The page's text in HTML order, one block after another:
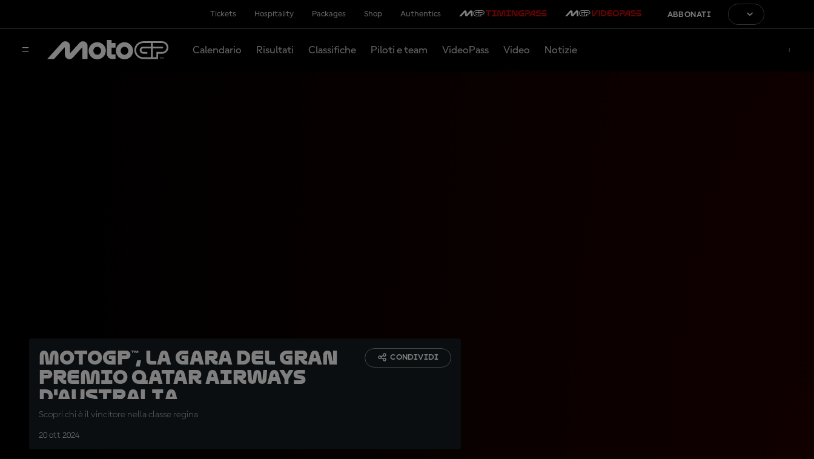
Tickets Hospitality Packages Shop Authentics ABBONATI
Calendario Risultati Classifiche Piloti e team VideoPass Video Notizie
MotoGP™, la gara del Gran
Premio Qatar Airways
d'Australia
Scopri chi è il vincitore nella classe regina
20 ott 2024
CONDIVIDI